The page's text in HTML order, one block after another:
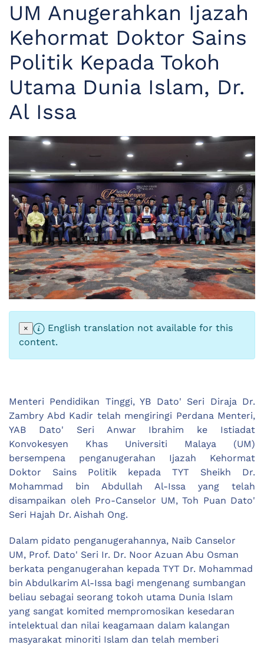
UM Anugerahkan Ijazah
Kehormat Doktor Sains
Politik Kepada Tokoh
Utama Dunia Islam, Dr.
Al Issa
×
English translation not available for this
content.
Menteri Pendidikan Tinggi, YB Dato' Seri Diraja Dr.
Zambry Abd Kadir telah mengiringi Perdana Menteri,
YAB Dato' Seri Anwar Ibrahim ke Istiadat
Konvokesyen Khas Universiti Malaya (UM)
bersempena penganugerahan Ijazah Kehormat
Doktor Sains Politik kepada TYT Sheikh Dr.
Mohammad bin Abdullah Al-Issa yang telah
disampaikan oleh Pro-Canselor UM, Toh Puan Dato'
Seri Hajah Dr. Aishah Ong.
Dalam pidato penganugerahannya, Naib Canselor
UM, Prof. Dato' Seri Ir. Dr. Noor Azuan Abu Osman
berkata penganugerahan kepada TYT Dr. Mohammad
bin Abdulkarim Al-Issa bagi mengenang sumbangan
beliau sebagai seorang tokoh utama Dunia Islam
yang sangat komited mempromosikan kesedaran
intelektual dan nilai keagamaan dalam kalangan
masyarakat minoriti Islam dan telah memberi